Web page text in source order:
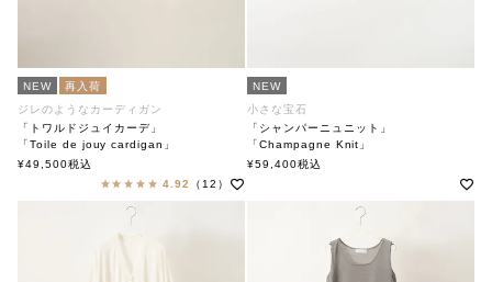
NEW
再入荷
ジレのようなカーディガン
「トワルドジュイカーデ」
「Toile de jouy cardigan」
soutiencollar（ステンカラー）
¥49,500税込
4.92
（12）
NEW
小さな宝石
「シャンパーニュニット」
「Champagne Knit」
soutiencollar（ステンカラー）
¥59,400税込